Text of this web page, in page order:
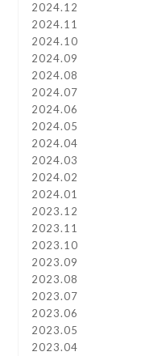
2024.12
2024.11
2024.10
2024.09
2024.08
2024.07
2024.06
2024.05
2024.04
2024.03
2024.02
2024.01
2023.12
2023.11
2023.10
2023.09
2023.08
2023.07
2023.06
2023.05
2023.04